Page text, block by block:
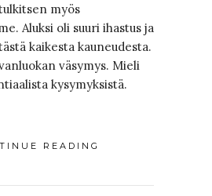
myös
Aluksi oli suuri ihastus ja
kaikesta kauneudesta.
väsymys. Mieli
kysymyksistä.
READING